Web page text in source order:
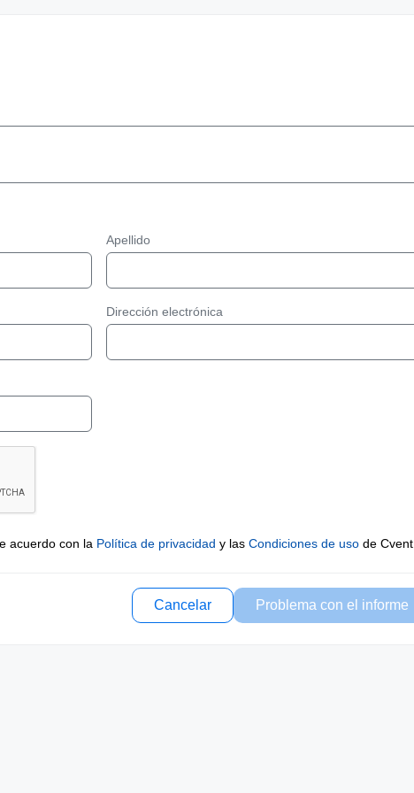
Apellido
Dirección electrónica
acuerdo con la Política de privacidad y las Condiciones de usode Cvent.
Cancelar Problema con el informe